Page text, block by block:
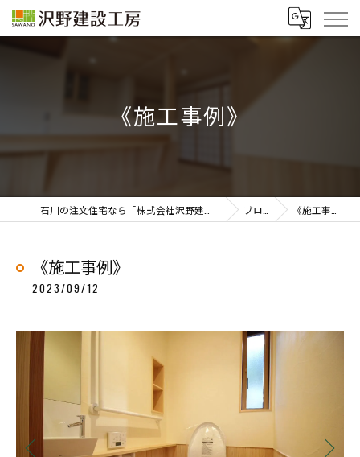
《施工事例》
ブログ 《施工事例》
《施工事例》
2023/09/12